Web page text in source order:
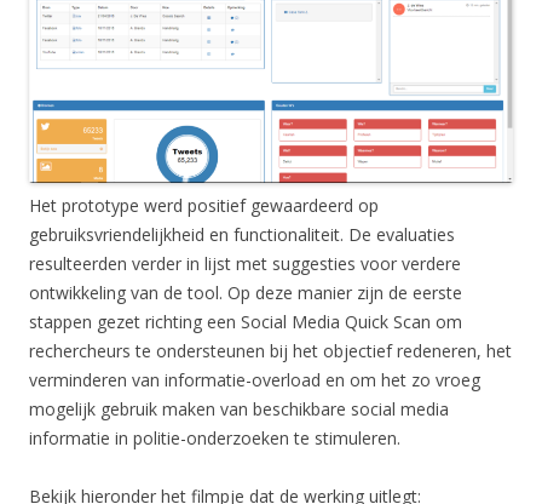
Het prototype werd positief gewaardeerd op
gebruiksvriendelijkheid en functionaliteit. De evaluaties
resulteerden verder in lijst met suggesties voor verdere
ontwikkeling van de tool. Op deze manier zijn de eerste
stappen gezet richting een Social Media Quick Scan om
rechercheurs te ondersteunen bij het objectief redeneren, het
verminderen van informatie-overload en om het zo vroeg
mogelijk gebruik maken van beschikbare social media
informatie in politie-onderzoeken te stimuleren.
Bekijk hieronder het filmpje dat de werking uitlegt: